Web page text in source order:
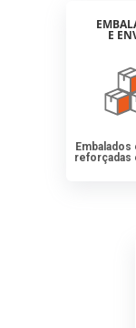
E
Embalados
reforçadas